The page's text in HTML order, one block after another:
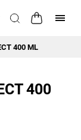
400 ML
400